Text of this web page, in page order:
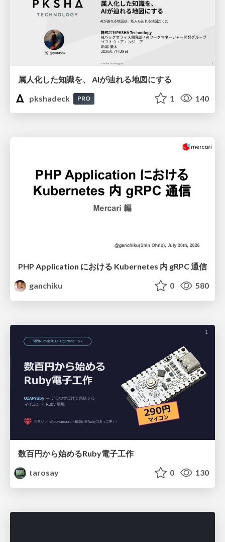
属人化した知識を、 AIが辿れる地図にする
pkshadeck
PRO 1 140
PHP Application における Kubernetes 内 gRPC 通信
ganchiku
0 580
数百円から始めるRuby電子工作
tarosay
0 130